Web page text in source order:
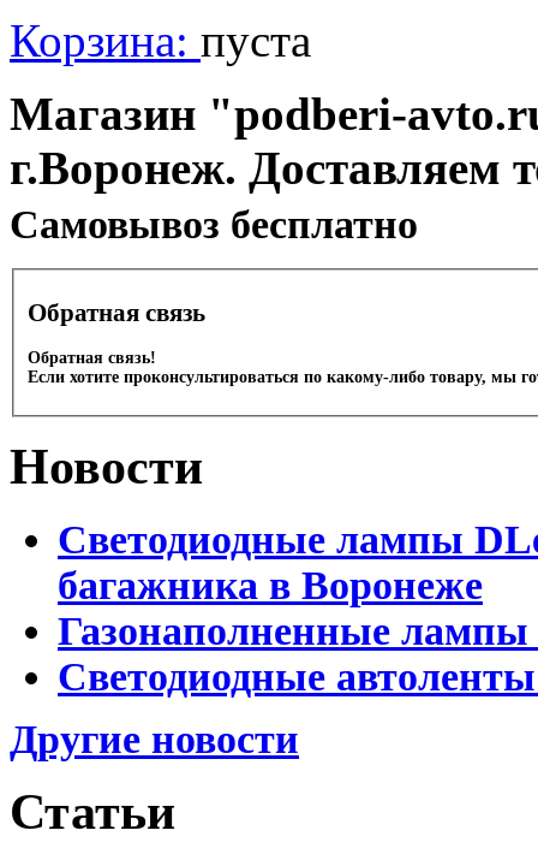
Корзина: пуста
Магазин "podberi-
г.Воронеж. Доставляем
Cамовывоз бесплатно
Обратная связь
Обратная связь!
Если хотите проконсультироваться по какому-либо товару, мы
Новости
Светодиодные лампы
багажника в Воронеже
Газонаполненные
Светодиодные
Другие новости
Статьи